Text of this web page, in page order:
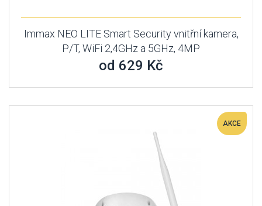
Immax NEO LITE Smart Security vnitřní kamera,
P/T, WiFi 2,4GHz a 5GHz, 4MP
od 629 Kč
AKCE